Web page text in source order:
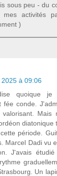
sous peu - du
mes activités
)
2025 à 09:06
quoique je
fée conde.
Mais
diatonique
période.
Marcel Dadi vu
J'avais
Un